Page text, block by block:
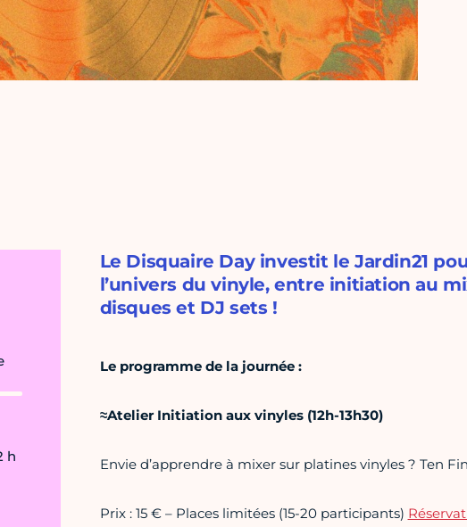
h
Le Disquaire Day investit le Jardin21
l’univers du vinyle, entre initiation au
disques et DJ sets !
Le programme de la journée :
≈Atelier Initiation aux vinyles (12h-13h30)
Envie d’apprendre à mixer sur platines vinyles ? Ten
Prix : 15 € – Places limitées (15-20 participants)